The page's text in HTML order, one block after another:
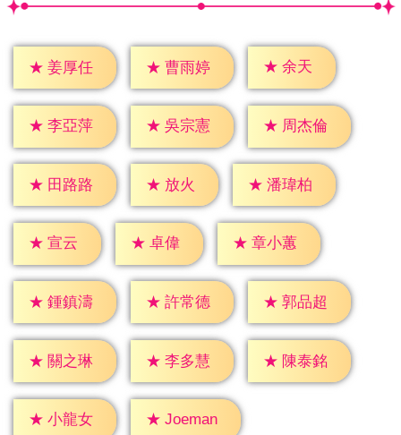
★ 姜厚任 ★ 曹雨婷 ★ 余天
★ 李亞萍 ★ 吳宗憲 ★ 周杰倫
★ 田路路 ★ 放火 ★ 潘瑋柏
★ 宣云 ★ 卓偉 ★ 章小蕙
★ 鍾鎮濤 ★ 許常德 ★ 郭品超
★ 關之琳 ★ 李多慧 ★ 陳泰銘
★ 小龍女 ★ Joeman